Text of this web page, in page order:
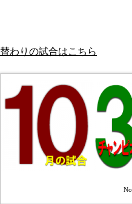
替わりの試合はこちら